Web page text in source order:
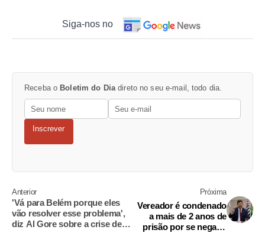
Siga-nos no
Receba o Boletim do Dia direto no seu e-mail, todo dia.
Inscrever
Anterior
'Vá para Belém porque eles
vão resolver esse problema',
diz Al Gore sobre a crise de
Próxima
Vereador é condenado
a mais de 2 anos de
prisão por se negar a